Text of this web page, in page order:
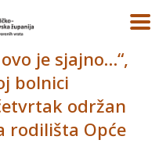
je sjajno…“,
bolnici
održan
rodilišta Opće